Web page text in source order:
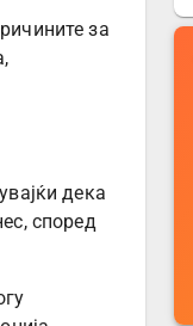
за
дека
според